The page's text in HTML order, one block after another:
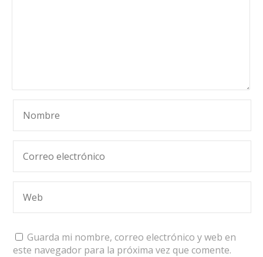
Guarda mi nombre, correo electrónico y web en
este navegador para la próxima vez que comente.